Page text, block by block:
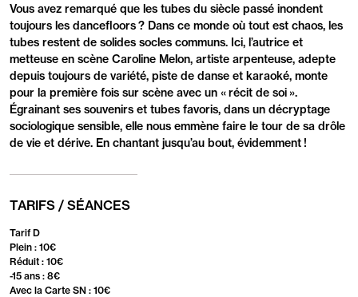
Vous avez remarqué que les tubes du siècle passé inondent
toujours les dancefloors ? Dans ce monde où tout est chaos, les
tubes restent de solides socles communs. Ici, l’autrice et
metteuse en scène Caroline Melon, artiste arpenteuse, adepte
depuis toujours de variété, piste de danse et karaoké, monte
pour la première fois sur scène avec un « récit de soi ».
Égrainant ses souvenirs et tubes favoris, dans un décryptage
sociologique sensible, elle nous emmène faire le tour de sa drôle
de vie et dérive. En chantant jusqu’au bout, évidemment !
TARIFS / SÉANCES
Tarif D
Plein : 10€
Réduit : 10€
-15 ans : 8€
Avec la Carte SN : 10€